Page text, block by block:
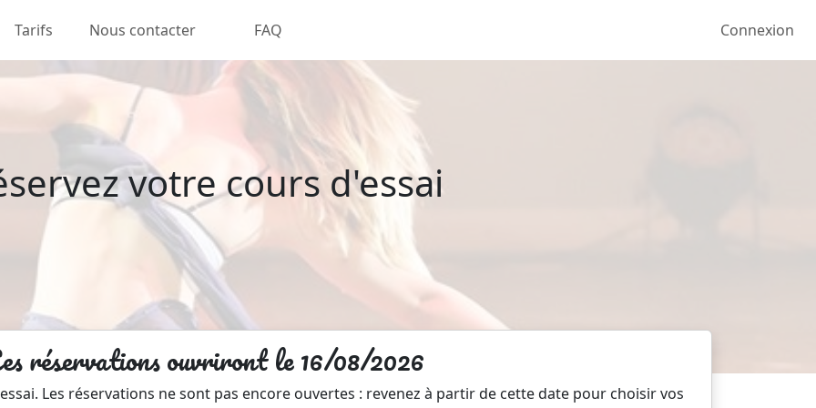
Tarifs Nous contacter FAQ Connexion
votre cours d'essai
réservations ouvriront le 16/08/2026
Les réservations ne sont pas encore ouvertes : revenez à partir de cette date pour choisir vos